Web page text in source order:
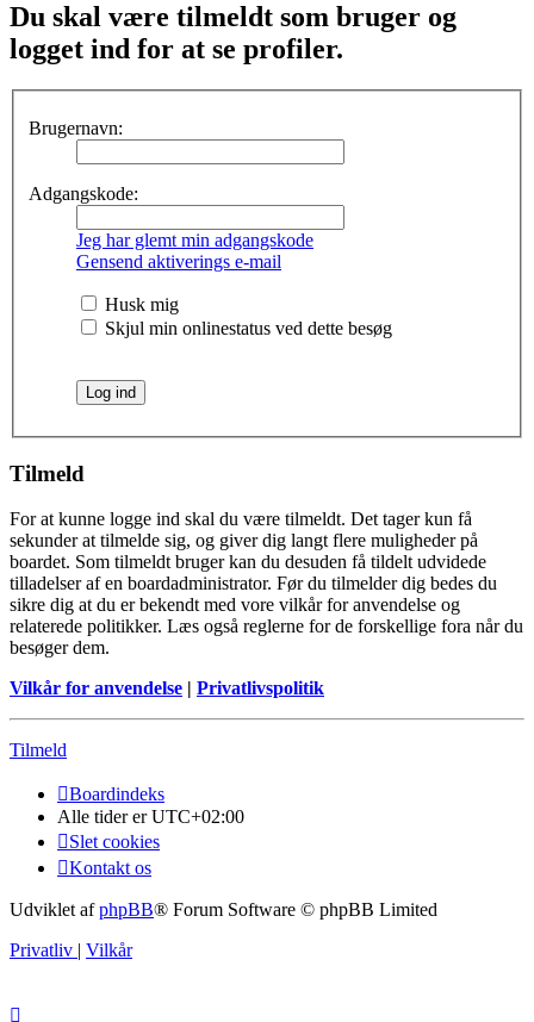
Du skal være tilmeldt som bruger og
logget ind for at se profiler.
Brugernavn:
Adgangskode:
Jeg har glemt min adgangskode
Gensend aktiverings e-mail
Husk mig
Skjul min onlinestatus ved dette besøg
Tilmeld
For at kunne logge ind skal du være tilmeldt. Det tager kun få
sekunder at tilmelde sig, og giver dig langt flere muligheder på
boardet. Som tilmeldt bruger kan du desuden få tildelt udvidede
tilladelser af en boardadministrator. Før du tilmelder dig bedes du
sikre dig at du er bekendt med vore vilkår for anvendelse og
relaterede politikker. Læs også reglerne for de forskellige fora når du
besøger dem.
Vilkår for anvendelse | Privatlivspolitik
Tilmeld
Boardindeks
Alle tider erUTC+02:00
Slet cookies
Kontakt os
Udviklet afphpBB® Forum Software © phpBB Limited
Privatliv | Vilkår